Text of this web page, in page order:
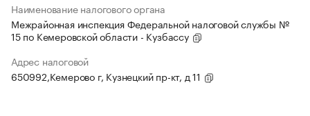
Наименование налогового органа
Межрайонная инспекция Федеральной налоговой службы №
15 по Кемеровской области - Кузбассу
Адрес налоговой
650992,Кемерово г, Кузнецкий пр-кт, д 11